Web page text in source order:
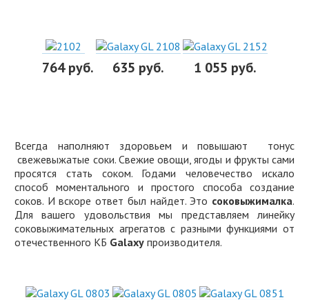
764 руб. 635 руб. 1 055 руб.
Всегда наполняют здоровьем и повышают тонус
свежевыжатые соки. Свежие овощи, ягоды и фрукты сами
просятся стать соком. Годами человечество искало
способ моментального и простого способа создание
соков. И вскоре ответ был найдет. Это соковыжималка.
Для вашего удовольствия мы представляем линейку
соковыжимательных агрегатов с разными функциями от
отечественного КБ Galaxy производителя.